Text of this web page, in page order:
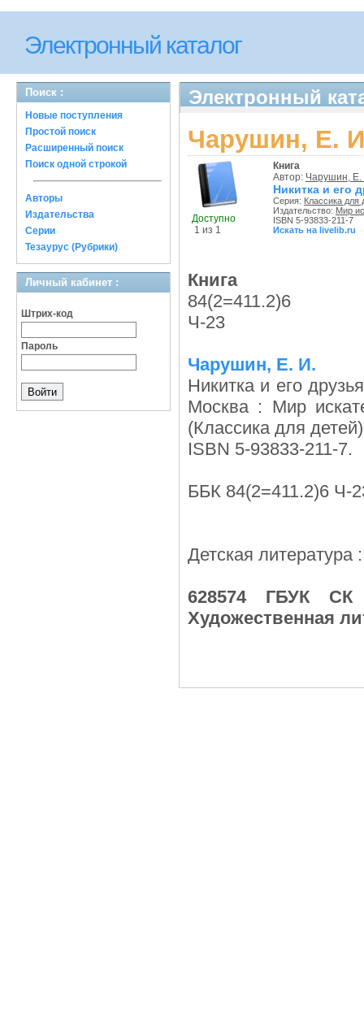
Электронный каталог
Поиск :
Новые поступления
Простой поиск
Расширенный поиск
Поиск одной строкой
Авторы
Издательства
Серии
Тезаурус (Рубрики)
Личный кабинет :
Штрих-код
Пароль
Электронный
Чарушин, Е.
Доступно
1 из 1
Книга
Автор: Чарушин, Е.
Никитка и его
Серия: Классика для
Издательство: Мир
ISBN 5-93833-211-7
Искать на livelib.ru
Книга
84(2=411.2)6
Ч-23
Чарушин, Е. И.
Никитка и его
Москва : Мир
(Классика для детей)
ISBN 5-93833-211-7.
ББК 84(2=411.2)6 Ч-
Детская литература
628574 ГБУК
Художественная